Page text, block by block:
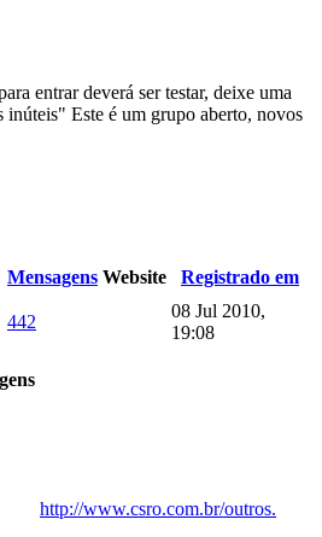
entrar deverá ser testar, deixe uma
inúteis" Este é um grupo aberto, novos
Mensagens Website Registrado em
442
08 Jul 2010,
19:08
http://www.csro.com.br/outros.